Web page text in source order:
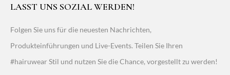
LASST UNS SOZIAL WERDEN!
Folgen Sie uns für die neuesten Nachrichten,
Produkteinführungen und Live-Events. Teilen Sie Ihren
#hairuwear Stil und nutzen Sie die Chance, vorgestellt zu werden!